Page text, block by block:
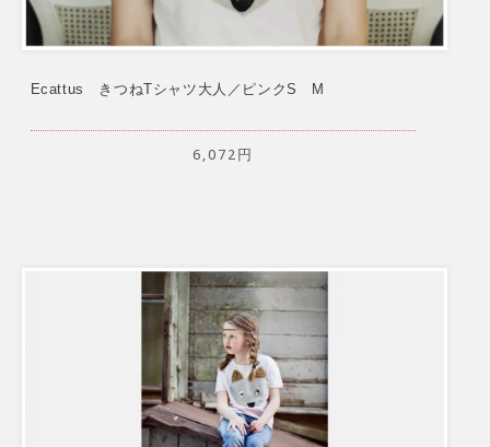
Ecattus きつねTシャツ大人／ピンクS M
6,072円